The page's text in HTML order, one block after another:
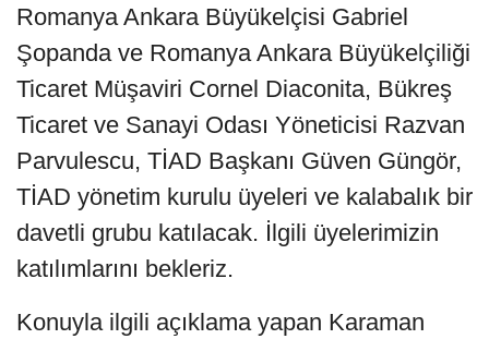
Romanya Ankara Büyükelçisi Gabriel
Şopanda ve Romanya Ankara Büyükelçiliği
Ticaret Müşaviri Cornel Diaconita, Bükreş
Ticaret ve Sanayi Odası Yöneticisi Razvan
Parvulescu, TİAD Başkanı Güven Güngör,
TİAD yönetim kurulu üyeleri ve kalabalık bir
davetli grubu katılacak. İlgili üyelerimizin
katılımlarını bekleriz.
Konuyla ilgili açıklama yapan Karaman